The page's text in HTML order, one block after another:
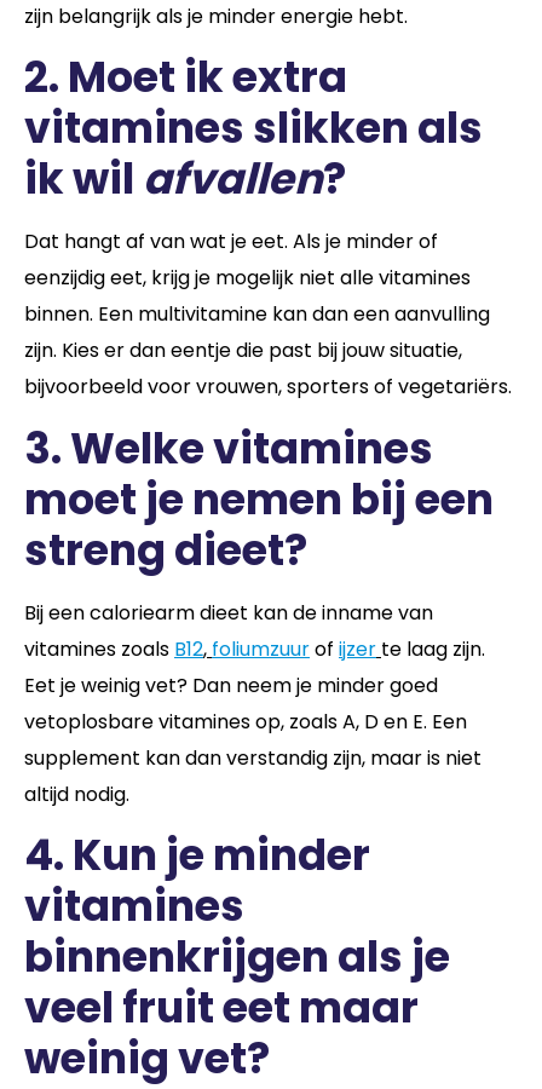
zijn belangrijk als je minder energie hebt.
2. Moet ik extra
vitamines slikken als
ik wil afvallen?
Dat hangt af van wat je eet. Als je minder of
eenzijdig eet, krijg je mogelijk niet alle vitamines
binnen. Een multivitamine kan dan een aanvulling
zijn. Kies er dan eentje die past bij jouw situatie,
bijvoorbeeld voor vrouwen, sporters of vegetariërs.
3. Welke vitamines
moet je nemen bij een
streng dieet?
Bij een caloriearm dieet kan de inname van
vitamines zoals B12, foliumzuurof ijzer te laag zijn.
Eet je weinig vet? Dan neem je minder goed
vetoplosbare vitamines op, zoals A, D en E. Een
supplement kan dan verstandig zijn, maar is niet
altijd nodig.
4. Kun je minder
vitamines
binnenkrijgen als je
veel fruit eet maar
weinig vet?